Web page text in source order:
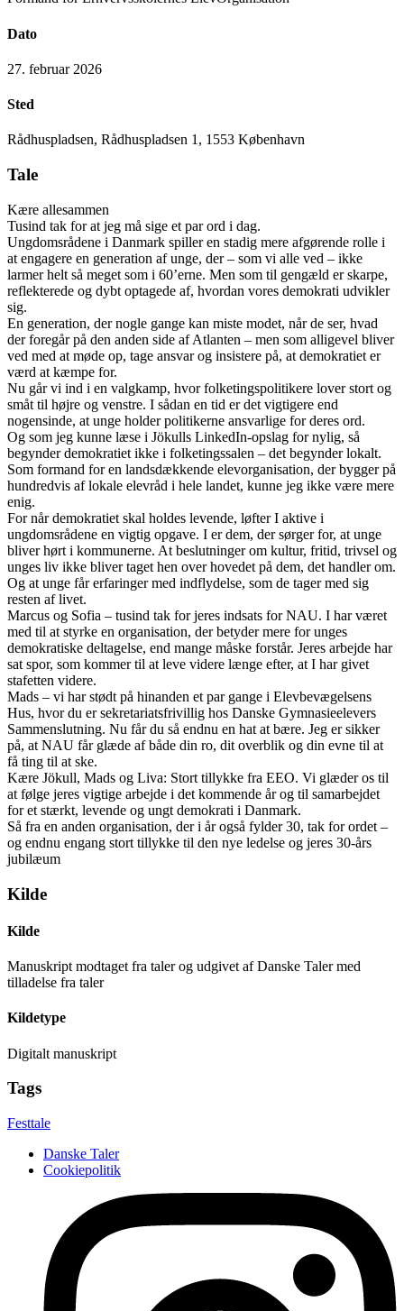
Dato
27. februar 2026
Sted
Rådhuspladsen, Rådhuspladsen 1, 1553 København
Tale
Kære allesammen
Tusind tak for at jeg må sige et par ord i dag.
Ungdomsrådene i Danmark spiller en stadig mere afgørende rolle i
at engagere en generation af unge, der – som vi alle ved – ikke
larmer helt så meget som i 60’erne. Men som til gengæld er skarpe,
reflekterede og dybt optagede af, hvordan vores demokrati udvikler
sig.
En generation, der nogle gange kan miste modet, når de ser, hvad
der foregår på den anden side af Atlanten – men som alligevel bliver
ved med at møde op, tage ansvar og insistere på, at demokratiet er
værd at kæmpe for.
Nu går vi ind i en valgkamp, hvor folketingspolitikere lover stort og
småt til højre og venstre. I sådan en tid er det vigtigere end
nogensinde, at unge holder politikerne ansvarlige for deres ord.
Og som jeg kunne læse i Jökulls LinkedIn-opslag for nylig, så
begynder demokratiet ikke i folketingssalen – det begynder lokalt.
Som formand for en landsdækkende elevorganisation, der bygger på
hundredvis af lokale elevråd i hele landet, kunne jeg ikke være mere
enig.
For når demokratiet skal holdes levende, løfter I aktive i
ungdomsrådene en vigtig opgave. I er dem, der sørger for, at unge
bliver hørt i kommunerne. At beslutninger om kultur, fritid, trivsel og
unges liv ikke bliver taget hen over hovedet på dem, det handler om.
Og at unge får erfaringer med indflydelse, som de tager med sig
resten af livet.
Marcus og Sofia – tusind tak for jeres indsats for NAU. I har været
med til at styrke en organisation, der betyder mere for unges
demokratiske deltagelse, end mange måske forstår. Jeres arbejde har
sat spor, som kommer til at leve videre længe efter, at I har givet
stafetten videre.
Mads – vi har stødt på hinanden et par gange i Elevbevægelsens
Hus, hvor du er sekretariatsfrivillig hos Danske Gymnasieelevers
Sammenslutning. Nu får du så endnu en hat at bære. Jeg er sikker
på, at NAU får glæde af både din ro, dit overblik og din evne til at
få ting til at ske.
Kære Jökull, Mads og Liva: Stort tillykke fra EEO. Vi glæder os til
at følge jeres vigtige arbejde i det kommende år og til samarbejdet
for et stærkt, levende og ungt demokrati i Danmark.
Så fra en anden organisation, der i år også fylder 30, tak for ordet –
og endnu engang stort tillykke til den nye ledelse og jeres 30-års
jubilæum
Kilde
Kilde
Manuskript modtaget fra taler og udgivet af Danske Taler med
tilladelse fra taler
Kildetype
Digitalt manuskript
Tags
Festtale
Danske Taler
Cookiepolitik